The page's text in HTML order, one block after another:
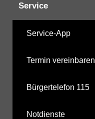
Service
Service-App
Termin vereinbaren
Bürgertelefon 115
Notdienste